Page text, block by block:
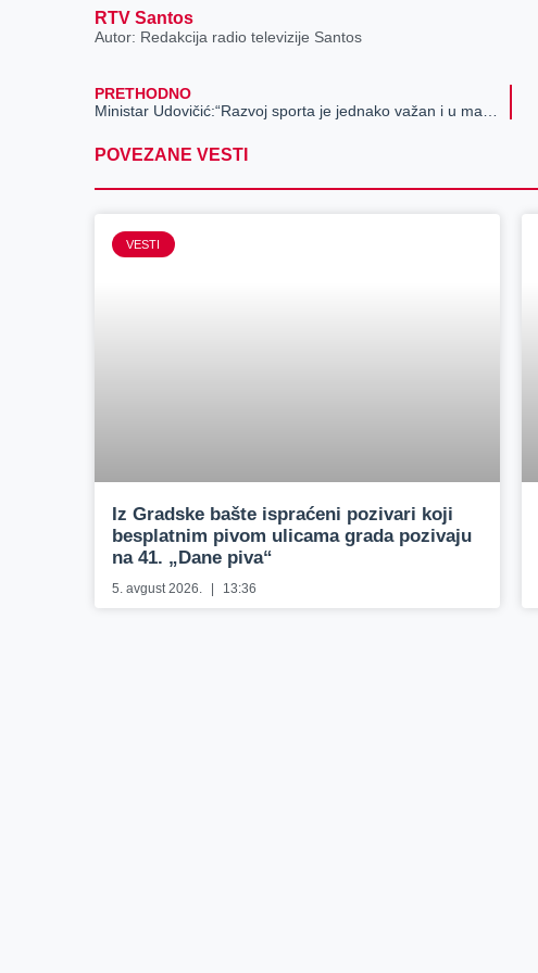
RTV Santos
Autor: Redakcija radio televizije Santos
PRETHODNO
Ministar Udovičić:“Razvoj sporta je jednako važan i u malim i većim sredinama“
POVEZANE VESTI
VESTI
Iz Gradske bašte ispraćeni pozivari koji
besplatnim pivom ulicama grada pozivaju
na 41. „Dane piva“
5. avgust 2026. 13:36